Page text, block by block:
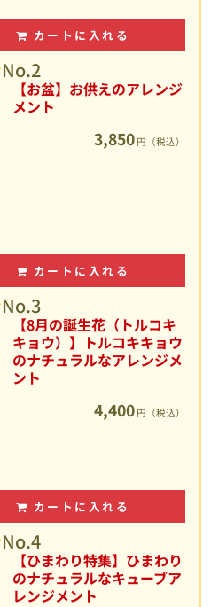
カートに入れる
No.2
【お盆】お供えのアレンジ
メント
3,850 円（税込）
カートに入れる
No.3
【8月の誕生花（トルコキ
キョウ）】トルコキキョウ
のナチュラルなアレンジメ
ント
4,400 円（税込）
カートに入れる
No.4
【ひまわり特集】ひまわり
のナチュラルなキューブア
レンジメント